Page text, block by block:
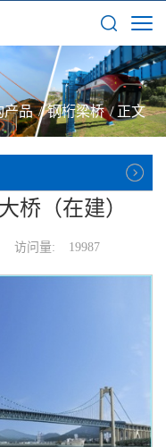
产品 / 钢桁梁桥 /正文
桥（在建）
访问量: 19987